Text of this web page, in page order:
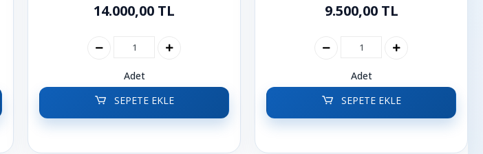
14.000,00 TL
Adet
SEPETE EKLE
9.500,00 TL
Adet
SEPETE EKLE